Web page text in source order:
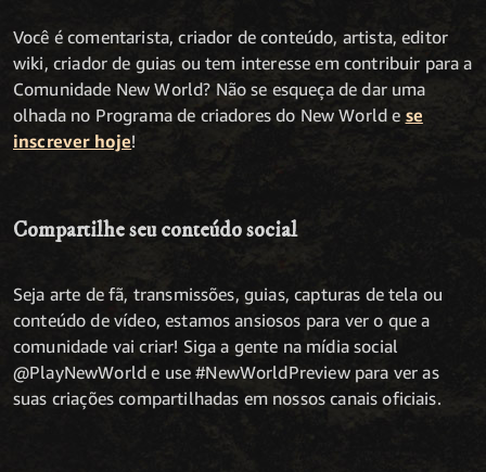
Você é comentarista, criador de conteúdo, artista, editor
wiki, criador de guias ou tem interesse em contribuir para a
Comunidade New World? Não se esqueça de dar uma
olhada no Programa de criadores do New World e se
inscrever hoje!
Compartilhe seu conteúdo social
Seja arte de fã, transmissões, guias, capturas de tela ou
conteúdo de vídeo, estamos ansiosos para ver o que a
comunidade vai criar! Siga a gente na mídia social
@PlayNewWorld e use #NewWorldPreview para ver as
suas criações compartilhadas em nossos canais oficiais.